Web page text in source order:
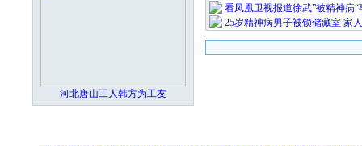
河北唐山工人韩方为工友
看凤凰卫视报道徐武”被精神病“
25岁精神病男子被锁储藏室 家